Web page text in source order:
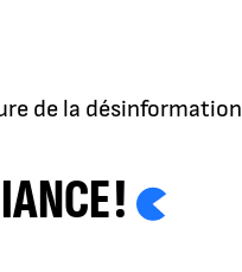
de la désinformation
!